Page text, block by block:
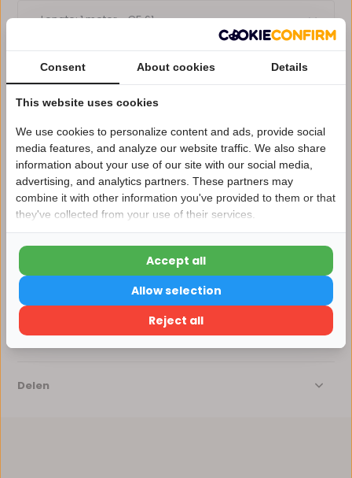
Voor 14:00 uur besteld, dezelfde dag verzonden*
Afhalen in ons magazijn direct mogelijk
Vergelijk
Reviews
Delen
Nu 15% korting
15korting
15% korting
Verder winkelen
Consent About cookies Details
This website uses cookies
We use cookies to personalize content and ads, provide social
media features, and analyze our website traffic. We also share
information about your use of our site with our social media,
advertising, and analytics partners. These partners may
combine it with other information you've provided to them or that
they've collected from your use of their services.
Reject all
Allow selection
Accept all